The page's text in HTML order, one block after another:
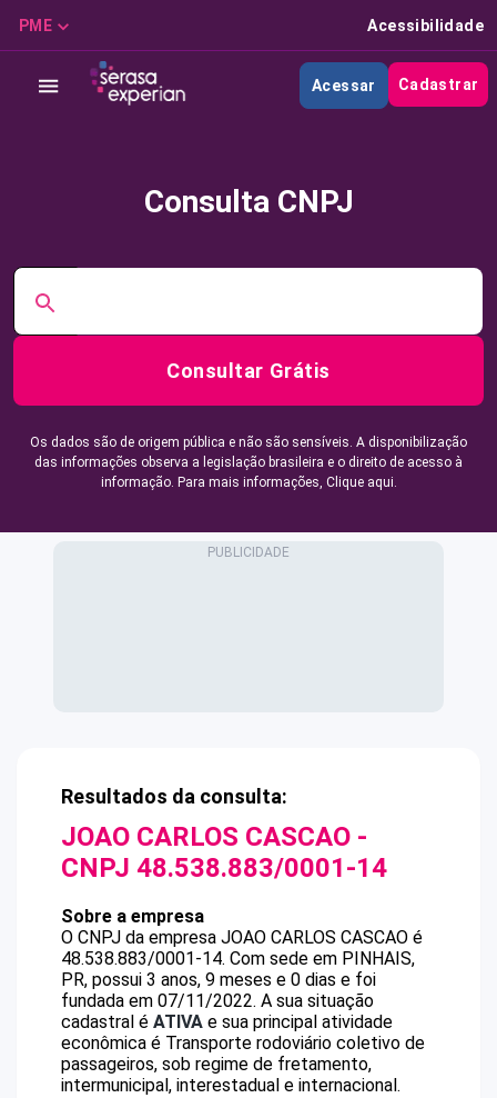
PME Acessibilidade
Acessar Cadastrar
Consulta CNPJ
Consultar Grátis
Os dados são de origem pública e não são sensíveis. A disponibilização
das informações observa a legislação brasileira e o direito de acesso à
informação. Para mais informações, Clique aqui.
Resultados da consulta:
JOAO CARLOS CASCAO -
CNPJ 48.538.883/0001-14
Sobre a empresa
O CNPJ da empresa JOAO CARLOS CASCAO é
48.538.883/0001-14. Com sede em PINHAIS,
PR, possui 3 anos, 9 meses e 0 dias e foi
fundada em 07/11/2022. A sua situação
cadastral é ATIVA e sua principal atividade
econômica é Transporte rodoviário coletivo de
passageiros, sob regime de fretamento,
intermunicipal, interestadual e internacional.